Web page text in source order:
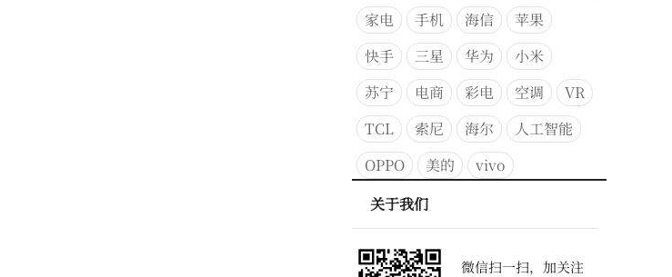
家电 手机 海信
苹果
快手
三星 华为
小米
苏宁
电商 彩电 空调
VR
TCL
索尼 海尔
人工智能
OPPO
美的
vivo
关于我们
微信扫一扫，加关注